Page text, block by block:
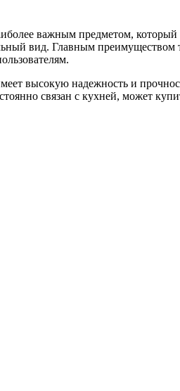
важным предметом, который
вид. Главным преимуществом
высокую надежность и
связан с кухней, может